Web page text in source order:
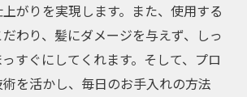
がりを実現します。また、使用する
わり、髪にダメージを与えず、しっ
すぐにしてくれます。そして、プロ
を活かし、毎日のお手入れの方法